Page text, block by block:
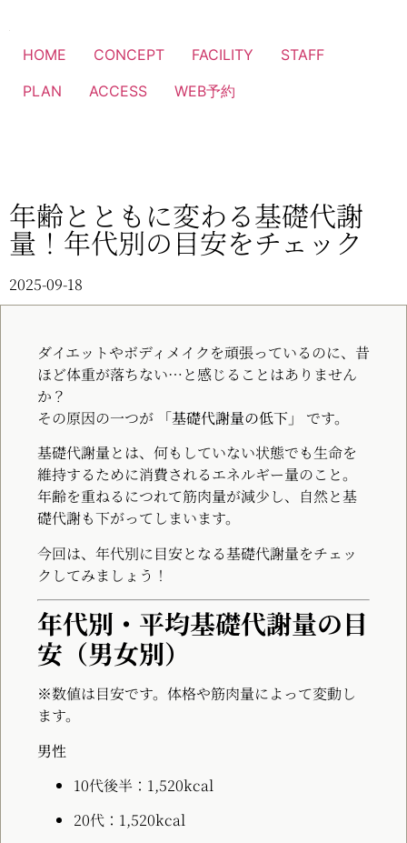
HOME CONCEPT FACILITY
STAFF
PLAN
ACCESS WEB予約
年齢とともに変わる基礎代謝
量！年代別の目安をチェック
2025-09-18
ダイエットやボディメイクを頑張っているのに、昔
ほど体重が落ちない…と感じることはありません
か？
その原因の一つが
「基礎代謝量の低下」
です。
基礎代謝量とは、何もしていない状態でも生命を
維持するために消費されるエネルギー量のこと。
年齢を重ねるにつれて筋肉量が減少し、自然と基
礎代謝も下がってしまいます。
今回は、年代別に目安となる基礎代謝量をチェッ
クしてみましょう！
年代別・平均基礎代謝量の目
安（男女別）
※数値は目安です。体格や筋肉量によって変動し
ます。
男性
10代後半：1,520kcal
20代：1,520kcal